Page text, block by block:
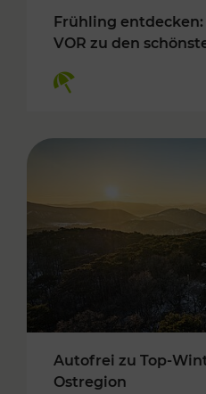
Frühling
VOR zu den
Autofrei zu Top-
Ostregion